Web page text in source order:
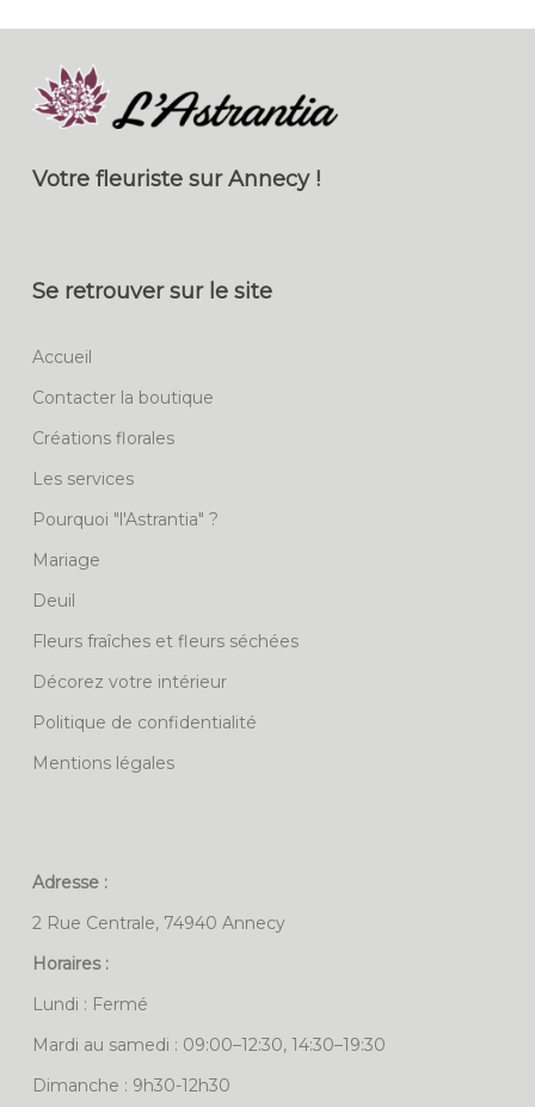
Votre fleuriste sur Annecy !
Se retrouver sur le site
Accueil
Contacter la boutique
Créations florales
Les services
Pourquoi "l'Astrantia" ?
Mariage
Deuil
Fleurs fraîches et fleurs séchées
Décorez votre intérieur
Politique de confidentialité
Mentions légales
Adresse :
2 Rue Centrale, 74940 Annecy
Horaires :
Lundi : Fermé
Mardi au samedi : 09:00–12:30, 14:30–19:30
Dimanche : 9h30-12h30